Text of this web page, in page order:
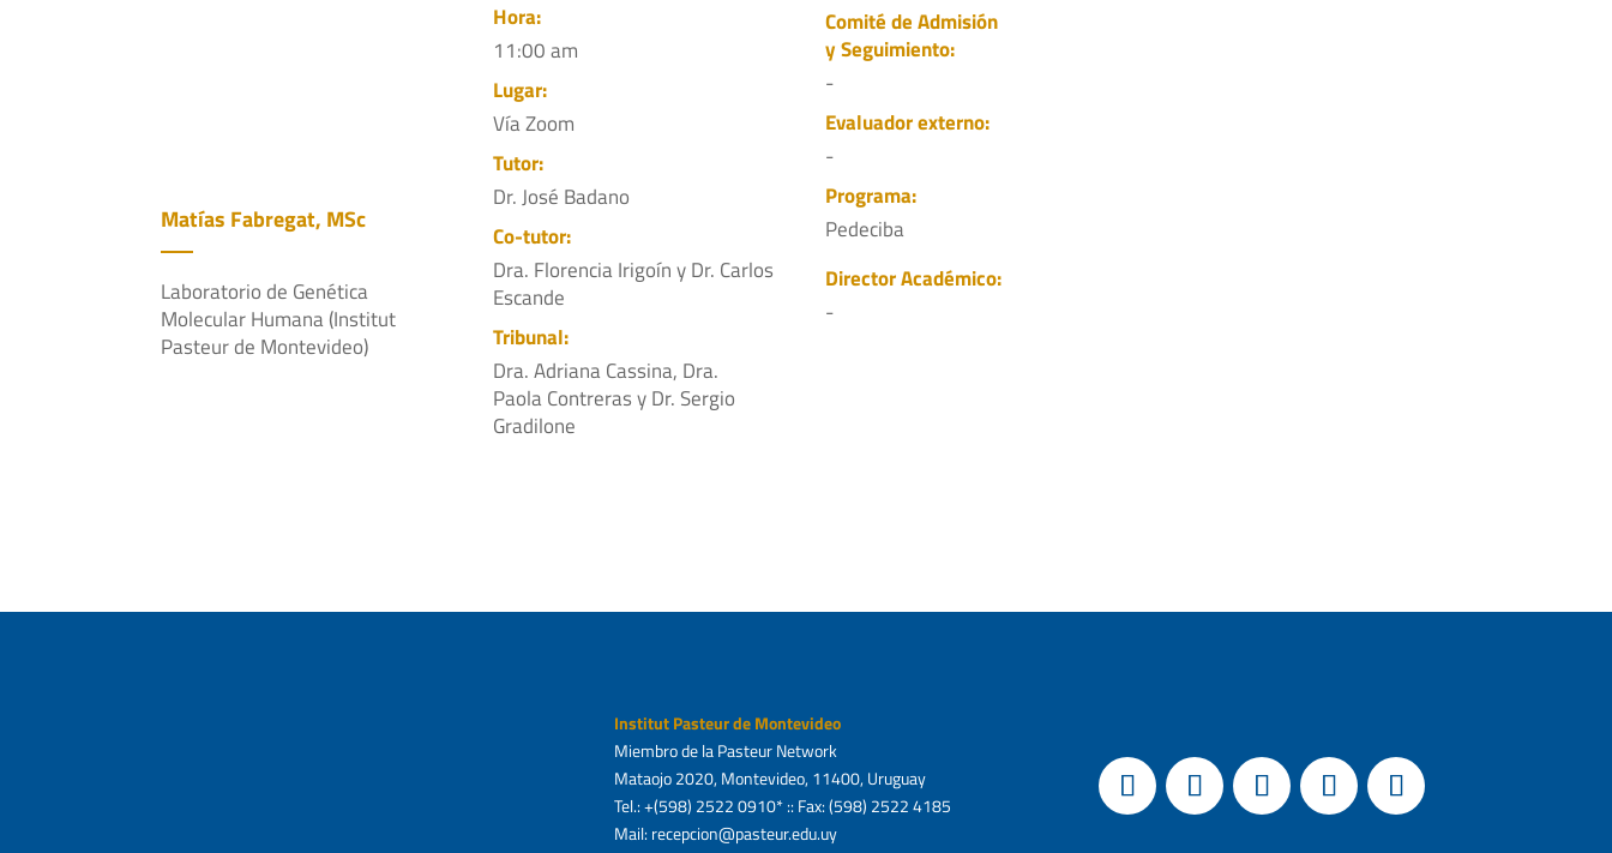
Matías Fabregat, MSc
Laboratorio de Genética
Molecular Humana (Institut
Pasteur de Montevideo)
Hora:
11:00 am
Lugar:
Vía Zoom
Tutor:
Dr. José Badano
Co-tutor:
Dra. Florencia Irigoín y Dr. Carlos
Escande
Tribunal:
Dra. Adriana Cassina, Dra.
Paola Contreras y Dr. Sergio
Gradilone
Comité de Admisión
y Seguimiento:
-
Evaluador externo:
-
Programa:
Pedeciba
Director Académico:
-
Institut Pasteur de Montevideo
Miembro de la Pasteur Network
Mataojo 2020, Montevideo, 11400, Uruguay
Tel.: +(598) 2522 0910* :: Fax: (598) 2522 4185
Mail: recepcion@pasteur.edu.uy